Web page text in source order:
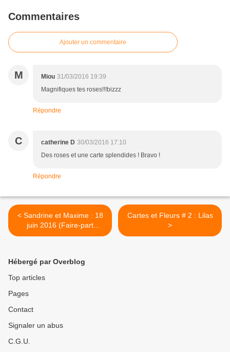
Commentaires
Ajouter un commentaire
M Miou 31/03/2016 19:39
Magnifiques tes roses!!!bizzz
Répondre
C catherine D 30/03/2016 17:10
Des roses et une carte splendides ! Bravo !
Répondre
< Sandrine et Maxime : 18
juin 2016 (Faire-part
Mariage)
Cartes et Fleurs # 2 : Lilas
>
Hébergé par Overblog
Top articles
Pages
Contact
Signaler un abus
C.G.U.